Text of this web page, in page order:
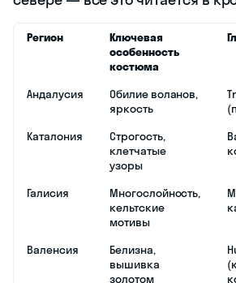
Регион
Ключевая
особенность
костюма
Андалусия
Обилие воланов,
яркость
Каталония
Строгость,
клетчатые
узоры
Галисия
Многослойность,
кельтские
мотивы
Валенсия
Белизна,
вышивка
золотом